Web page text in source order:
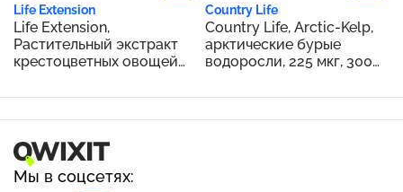
Life Extension
Life Extension,
Растительный экстракт
крестоцветных овощей
ресвератролом, 60
Country Life
Country Life, Arctic-Kelp,
арктические бурые
водоросли, 225 мкг, 300
Мы в соцсетях: